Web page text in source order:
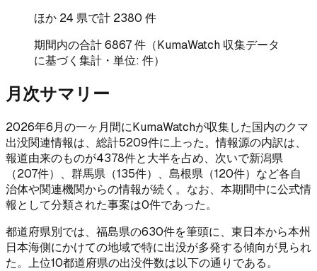
ほか 24 県で計 2380 件
期間内の合計6867件（KumaWatch 収集データ
に基づく集計・単位: 件）
月次サマリー
2026年6月の一ヶ月間にKumaWatchが収集した国内のクマ
出没関連情報は、総計5209件に上った。情報源の内訳は、
報道由来のものが4378件と大半を占め、次いで新潟県
（207件）、群馬県（135件）、島根県（120件）など各自
治体や関連機関からの情報が続く。なお、本期間中に公式情
報として分類された事案は0件であった。
都道府県別では、福島県の630件を筆頭に、東日本から本州
日本海側にかけての地域で特に出没が多発する傾向が見られ
た。上位10都道府県の出没件数は以下の通りである。